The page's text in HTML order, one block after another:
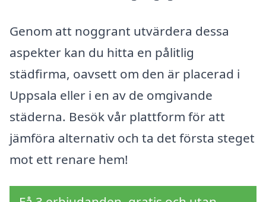
Genom att noggrant utvärdera dessa
aspekter kan du hitta en pålitlig
städfirma, oavsett om den är placerad i
Uppsala eller i en av de omgivande
städerna. Besök vår plattform för att
jämföra alternativ och ta det första steget
mot ett renare hem!